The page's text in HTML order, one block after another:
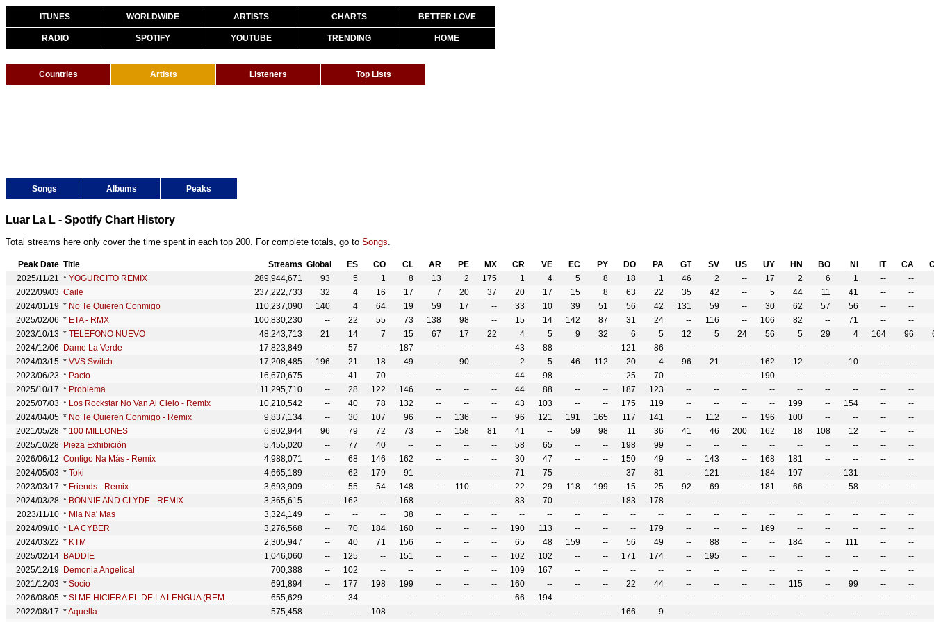
ITUNES WORLDWIDE ARTISTS CHARTS BETTER LOVE
RADIO SPOTIFY YOUTUBE TRENDING HOME
Countries Artists Listeners Top Lists
Songs Albums Peaks
Luar La L - Spotify Chart History
Total streams here only cover the time spent in each top 200. For complete totals, go to Songs.
Peak Date Title Streams Global ES CO CL AR PE MX CR VE EC PY DO PA GT SV US UY HN BO NI IT CA
2025/11/21 * YOGURCITO REMIX 289,944,671 93 5 1 8 13 2 175 1 4 5 8 18 1 46 2 -- 17 2 6 1 --
--
2022/09/03 Caile 237,222,733 32 4 16 17 7 20 37 20 17 15 8 63 22 35 42 -- 5 44 11 41 --
--
2024/01/19 * No Te Quieren Conmigo 110,237,090 140 4 64 19 59 17 -- 33 10 39 51 56 42 131 59 -- 30 62 57 56 --
--
2025/02/06 * ETA - RMX 100,830,230 -- 22 55 73 138 98 -- 15 14 142 87 31 24 -- 116 -- 106 82 -- 71 --
--
2023/10/13 * TELEFONO NUEVO 48,243,713 21 14 7 15 67 17 22 4 5 9 32 6 5 12 5 24 56 5 29 4 164 96
2024/12/06
Dame La Verde 17,823,849 -- 57 -- 187 -- -- -- 43 88 -- -- 121 86 -- -- -- -- -- -- -- --
--
2024/03/15 * VVS Switch 17,208,485 196 21 18 49 -- 90 -- 2 5 46 112 20 4 96 21 -- 162 12 -- 10 --
--
2023/06/23 * Pacto 16,670,675 -- 41 70 -- -- -- -- 44 98 -- -- 25 70 -- -- -- 190 -- -- -- --
--
2025/10/17 * Problema 11,295,710 -- 28 122 146 -- -- -- 44 88 -- -- 187 123 -- -- -- -- -- -- -- --
--
2025/07/03 * Los Rockstar No Van Al Cielo - Remix 10,210,542 -- 40 78 132 -- -- -- 43 103 -- -- 175 119 -- -- -- -- 199 -- 154 --
--
2024/04/05 * No Te Quieren Conmigo - Remix 9,837,134 -- 30 107 96 -- 136 -- 96 121 191 165 117 141 -- 112 -- 196 100 -- -- --
--
2021/05/28 * 100 MILLONES 6,802,944 96 79 72 73 -- 158 81 41 -- 59 98 11 36 41 46 200 162 18 108 12 --
--
2025/10/28 Pieza Exhibición 5,455,020 -- 77 40 -- -- -- -- 58 65 -- -- 198 99 -- -- -- -- -- -- -- --
--
2026/06/12 Contigo Na Más - Remix 4,988,071 -- 68 146 162 -- -- -- 30 47 -- -- 150 49 -- 143 -- 168 181 -- -- --
--
2024/05/03 * Toki 4,665,189 -- 62 179 91 -- -- -- 71 75 -- -- 37 81 -- 121 -- 184 197 -- 131 --
--
2023/03/17 * Friends - Remix 3,693,909 -- 55 54 148 -- 110 -- 22 29 118 199 15 25 92 69 -- 181 66 -- 58 --
--
2024/03/28 * BONNIE AND CLYDE - REMIX 3,365,615 -- 162 -- 168 -- -- -- 83 70 -- -- 183 178 -- -- -- -- -- -- -- --
--
2023/11/10 * Mia Na' Mas 3,324,149 -- -- -- 38 -- -- -- -- -- -- -- -- -- -- -- -- -- -- -- -- --
--
2024/09/10 * LA CYBER 3,276,568 -- 70 184 160 -- -- -- 190 113 -- -- -- 179 -- -- -- 169 -- -- -- --
--
2024/03/22 * KTM 2,305,947 -- 40 71 156 -- -- -- 65 48 159 -- 56 49 -- 88 -- -- 184 -- 111 --
--
2025/02/14 BADDIE 1,046,060 -- 125 -- 151 -- -- -- 102 102 -- -- 171 174 -- 195 -- -- -- -- -- --
--
2025/12/19 ⁠Demonia Angelical 700,388 -- 102 -- -- -- -- -- 109 167 -- -- -- -- -- -- -- -- -- -- -- --
--
2021/12/03 * Socio 691,894 -- 177 198 199 -- -- -- 160 -- -- -- 22 44 -- -- -- -- 115 -- 99 --
--
2026/08/05 * SI ME HICIERA EL DE LA LENGUA (REMIX) 655,629 -- 34 -- -- -- -- -- 66 194 -- -- -- -- -- -- -- -- -- -- -- --
--
2022/08/17 *Aquella 575,458 -- -- 108 -- -- -- -- -- -- -- -- 166 9 -- -- -- -- -- -- -- --
--